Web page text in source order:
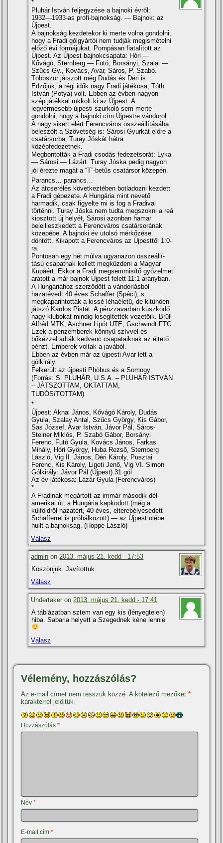
*
Pluhár István feljegyzése a bajnoki évről:
1932—1933-as profi-bajnokság. — Bajnok: az
Újpest.
A bajnokság kezdetekor ki merte volna gondolni,
hogy a Fradi gólgyártói nem tudják megismételni
előző évi formájukat. Pompásan fiatalí­tott az
Újpest. Az Újpest bajnokcsapata: Hóri —
Kővágó, Sternberg — Futó, Borsányi, Szalai —
Szűcs Gy., Kovács, Avar, Sáros, P. Szabó.
Többször játszott még Dudás és Déri is.
Edzőjük, a régi idők nagy Fradi játékosa, Tóth
István (Potya) volt. Ebben az évben nagyon
szép játékkal rukkolt ki az Újpest. A
legvérmesebb újpesti szurkoló sem merte
gondolni, hogy a bajnoki cí­m Újpestre vándorol.
A nagy sikert elért Ferencváros összeállí­tásába
beleszólt a Szövetség is: Sárosi Gyurkát előre a
csatársorba, Turay Jóskát hátra
középfedezetnek.
Megbontották a Fradi csodás fedezetsorát: Lyka
— Sárosi — Lázárt. Turay Jóska pedig nagyon
jól érezte magát a “T”-betűs csatársor közepén.
Parancs… parancs…
Az átcserélés következtében botladozni kezdett
a Fradi gépezete. A Hungária mint nevető
harmadik, csak figyelte mi is fog a Fradival
történni. Turay Jóska nem tudta megszokni a reá
kiosztott új helyét, Sárosi azonban hamar
beleilleszkedett a Ferencváros csatársorának
közepébe. A bajnoki év utolsó mérkőzése
döntött. Kikapott a Ferencváros az Újpesttől 1:0-
ra.
Pontosan egy hét múlva ugyanazon összeállí­
tású csapatnak kellett megküzdeni a Magyar
Kupáért. Ekkor a Fradi megsemmisí­tő győzelmet
aratott a már bajnok Újpest felett 11:1 arányban.
A Hungáriához szerződött a vándorlásból
hazatévedt 40 éves Schaffer (Spéci), s
megkaparintották a kissé léhaéletű, de kitűnően
játszó Kardos Pistát. A pénzzavarban küszködő
nagy klubokat mindig kisegí­tették vezetőik. Brüll
Alfréd MTK, Aschner Lipót UTE, Gschwindt FTC.
Ezek a pénzemberek könnyű szí­vvel és
bőkézzel adták kedvenc csapataiknak az éltető
pénzt. Emberek voltak a javából.
Ebben az évben már az újpesti Avar lett a
gólkirály.
Felkerült az újpesti Phöbus és a Somogy.
(Forrás: S. PLUHÁR, U.S.A. – PLUHÁR ISTVÁN
– JÁTSZOTTAM, OKTATTAM,
TUDÓSíTOTTAM)
*
Újpest: Aknai János, Kővágó Károly, Dudás
Gyula, Szalay Antal, Szűcs György, Kis Gábor,
Sas József, Avar István, Jávor Pál, Sáros-
Steiner Miklós, P. Szabó Gábor, Borsányi
Ferenc, Futó Gyula, Kovács János, Farkas
Mihály, Hóri György, Huba Rezső, Sternberg
László, Vig II. János, Déri Károly, Pusztai
Ferenc, Kis Károly, Ligeti Jenő, Vig VI. Simon
Gólkirály: Jávor Pál (Újpest) 31 gól
Az év játékosa: Lázár Gyula (Ferencváros)
*
A Fradinak megártott az immár második dél-
amerikai út, a Hungária kapkodott (még a
külföldről hazatért, 40 éves, elterebélyesedett
Schafferrel is próbálkozott) — az Újpest ölébe
hullt a bajnokság. (Hoppe László)
Válasz
admin on2013. május 21. kedd - 17:53
Köszönjük. Javí­tottuk.
Válasz
Undertaker on2013. május 21. kedd - 17:41
A táblázatban sztem van egy kis (lényegtelen)
hiba. Sabaria helyett a Szegednek kéne lennie
Válasz
Vélemény, hozzászólás?
Az e-mail címet nem tesszük közzé. A kötelező mezőket*
karakterrel jelöltük
Hozzászólás*
Név*
E-mail cím*